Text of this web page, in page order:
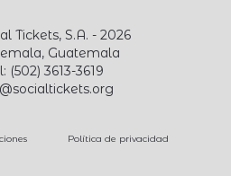
Tickets, S.A. - 2026
Guatemala
(502) 3613-3619
Política de privacidad